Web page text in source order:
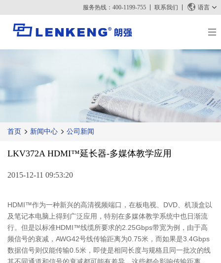
服务热线：400-1199-755 联系我们 语言
联系我们
解决方案与案例
产品中心
KVM
视频信号处理
新闻中心
公司新闻
媒体报道
技术支持
资料下载
停产产品
首页 新闻中心 公司新闻
LKV372A HDMI™延长器-多媒体教学应用
2015-12-11 09:53:20
HDMI™作为一种新兴的高清视频端口，在板电视、DVD、机顶盒以
及笔记本电脑上得到广泛应用，特别在多媒体教学系统中也日渐流
行。但是以标准HDMI™线缆所要求的2.25Gbps带宽为例，由于高
频信号的衰减，AWG42号线传输距离为0.75米，而如果是3.4Gbps
数据信号则仅能传输0.5米，即使是相同长度与规格且同一批次的线